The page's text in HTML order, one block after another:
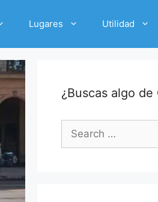
Lugares Utilidad
¿Buscas algo de
Search
for: